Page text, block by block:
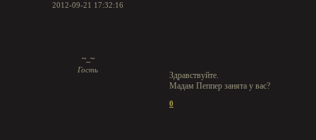
2012-09-21 17:32:16
~_~
Гость
Здравствуйте.
Мадам Пеппер занята у вас?
0